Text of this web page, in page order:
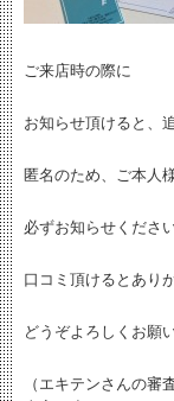
ご来店時の際に
お知らせ頂けると、
匿名のため、ご本人
必ずお知らせくださ
口コミ頂けるとあり
どうぞよろしくお願
（エキテンさんの